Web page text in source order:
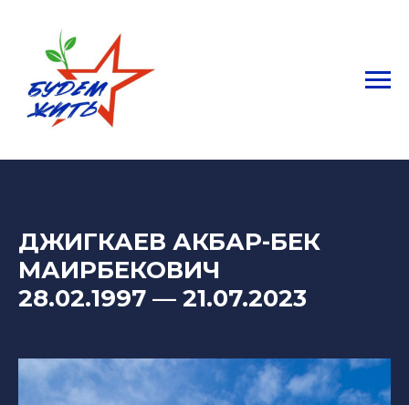
ДЖИГКАЕВ АКБАР-БЕК
МАИРБЕКОВИЧ
28.02.1997 — 21.07.2023